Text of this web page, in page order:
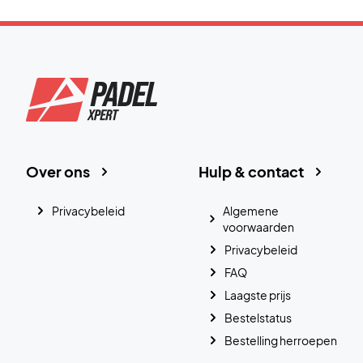
Hulp & contact
Algemene
voorwaarden
Privacybeleid
FAQ
Laagste prijs
Bestelstatus
Bestelling herroepen
Over ons
Privacybeleid